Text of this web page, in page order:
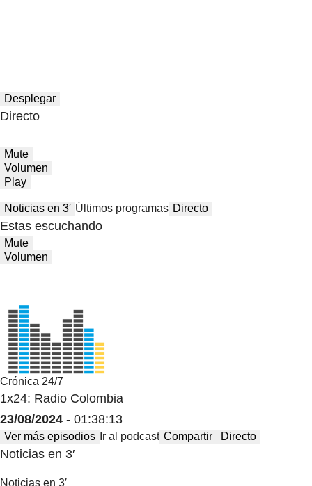
Desplegar
Directo
Mute
Volumen
Play
Noticias en 3′ Últimos programas Directo
Estas escuchando
Mute
Volumen
Crónica 24/7
1x24: Radio Colombia
23/08/2024 - 01:38:13
Ver más episodios Ir al podcast Compartir Directo
Noticias en 3′
Noticias en 3′